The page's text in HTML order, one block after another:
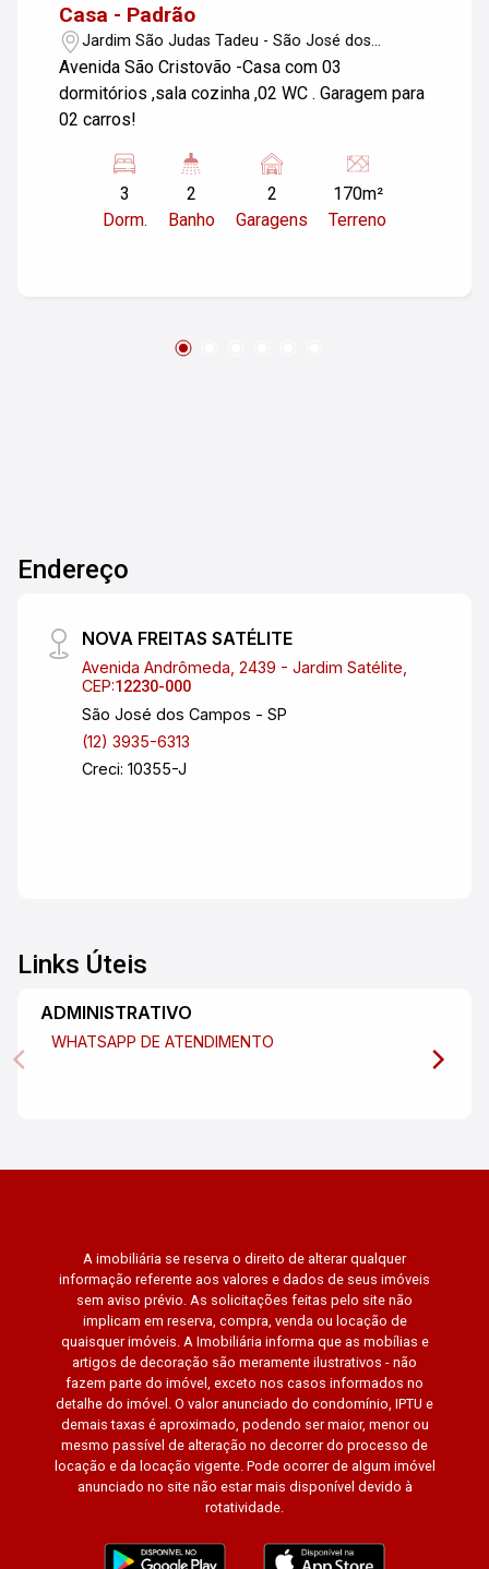
Casa - Padrão
Jardim São Judas Tadeu - São José dos
Campos/SP
Avenida São Cristovão -Casa com 03
dormitórios ,sala cozinha ,02 WC . Garagem para
02 carros!
3
Dorm.
2
Banho
2
Garagens
170m²
Terreno
Endereço
NOVA FREITAS SATÉLITE
Avenida Andrômeda, 2439 - Jardim Satélite,
CEP:12230-000
São José dos Campos - SP
(12) 3935-6313
Creci: 10355-J
Links Úteis
ADMINISTRATIVO
WHATSAPP DE ATENDIMENTO
A imobiliária se reserva o direito de alterar qualquer
informação referente aos valores e dados de seus imóveis
sem aviso prévio. As solicitações feitas pelo site não
implicam em reserva, compra, venda ou locação de
quaisquer imóveis. A Imobiliária informa que as mobílias e
artigos de decoração são meramente ilustrativos - não
fazem parte do imóvel, exceto nos casos informados no
detalhe do imóvel. O valor anunciado do condomínio, IPTU e
demais taxas é aproximado, podendo ser maior, menor ou
mesmo passível de alteração no decorrer do processo de
locação e da locação vigente. Pode ocorrer de algum imóvel
anunciado no site não estar mais disponível devido à
rotatividade.